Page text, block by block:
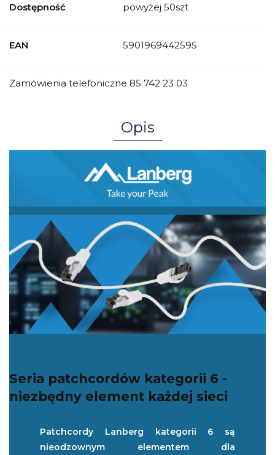
Dostępność powyżej 50szt
EAN 5901969442595
Zamówienia telefoniczne 85 742 23 03
Opis
Seria patchcordów kategorii 6 -
niezbędny element każdej sieci
Patchcordy Lanberg kategorii 6 są
nieodzownym elementem dla